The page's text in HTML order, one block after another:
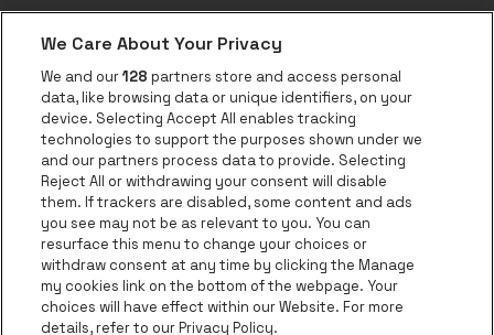
Over be•at
be•at App
be•at Tickets
be•at Business
Nieuws
Pers
We Care About Your Privacy
We and our128 partners store and access personal
data, like browsing data or unique identifiers, on your
device. Selecting Accept All enables tracking
technologies to support the purposes shown under we
and our partners process data to provide. Selecting
Reject All or withdrawing your consent will disable
them. If trackers are disabled, some content and ads
you see may not be as relevant to you. You can
resurface this menu to change your choices or
withdraw consent at any time by clicking the Manage
my cookies link on the bottom of the webpage. Your
choices will have effect within our Website. For more
details, refer to our Privacy Policy.